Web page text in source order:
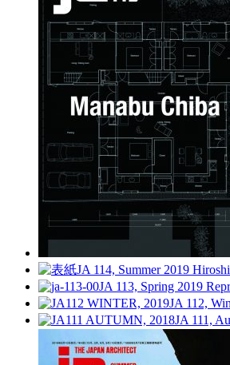
JA 114, Summer 2019
JA 113, Spring 2019
JA 112,
JA 111,